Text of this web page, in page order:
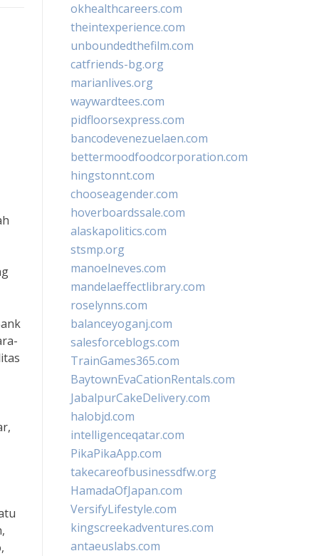
okhealthcareers.com
theintexperience.com
unboundedthefilm.com
catfriends-bg.org
marianlives.org
waywardtees.com
pidfloorsexpress.com
bancodevenezuelaen.com
bettermoodfoodcorporation.com
hingstonnt.com
chooseagender.com
hoverboardssale.com
alaskapolitics.com
stsmp.org
manoelneves.com
mandelaeffectlibrary.com
roselynns.com
balanceyoganj.com
salesforceblogs.com
TrainGames365.com
BaytownEvaCationRentals.com
JabalpurCakeDelivery.com
halobjd.com
intelligenceqatar.com
PikaPikaApp.com
takecareofbusinessdfw.org
HamadaOfJapan.com
VersifyLifestyle.com
kingscreekadventures.com
antaeuslabs.com